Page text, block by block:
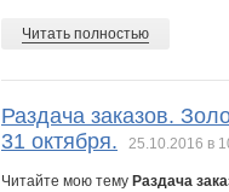
Читать полностью
Раздача заказов.
31 октября.
25.10.2016 в
Читайте мою тему Раздача